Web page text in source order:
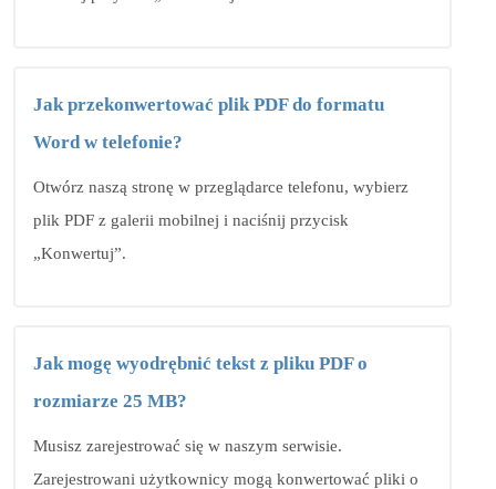
Jak przekonwertować plik PDF do formatu
Word w telefonie?
Otwórz naszą stronę w przeglądarce telefonu, wybierz
plik PDF z galerii mobilnej i naciśnij przycisk
„Konwertuj”.
Jak mogę wyodrębnić tekst z pliku PDF o
rozmiarze 25 MB?
Musisz zarejestrować się w naszym serwisie.
Zarejestrowani użytkownicy mogą konwertować pliki o